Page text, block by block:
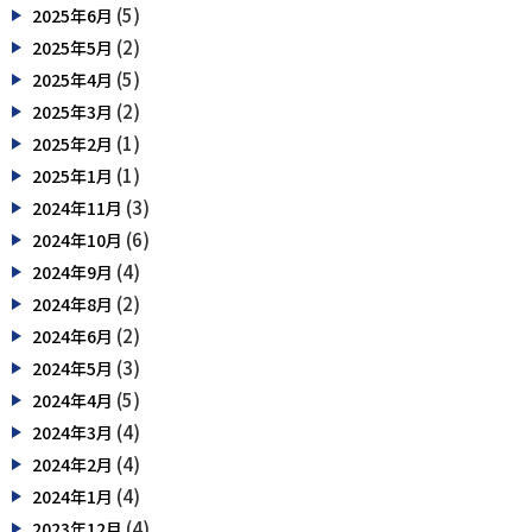
2025年6月 (5)
2025年5月 (2)
2025年4月 (5)
2025年3月 (2)
2025年2月 (1)
2025年1月 (1)
2024年11月 (3)
2024年10月 (6)
2024年9月 (4)
2024年8月 (2)
2024年6月 (2)
2024年5月 (3)
2024年4月 (5)
2024年3月 (4)
2024年2月 (4)
2024年1月 (4)